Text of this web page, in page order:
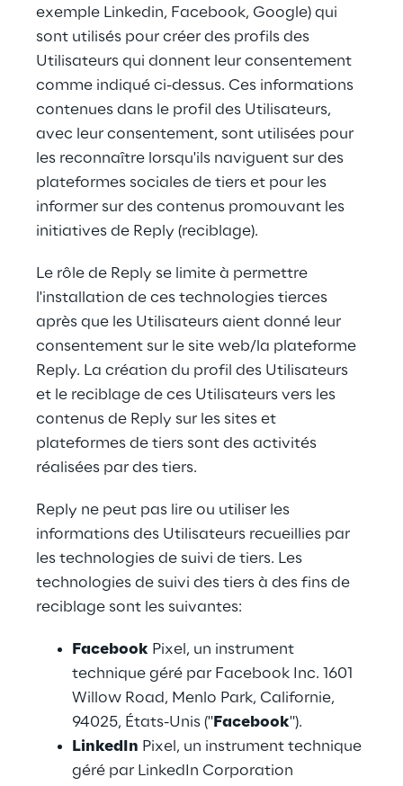
exemple Linkedin, Facebook, Google) qui
sont utilisés pour créer des profils des
Utilisateurs qui donnent leur consentement
comme indiqué ci-dessus. Ces informations
contenues dans le profil des Utilisateurs,
avec leur consentement, sont utilisées pour
les reconnaître lorsqu'ils naviguent sur des
plateformes sociales de tiers et pour les
informer sur des contenus promouvant les
initiatives de Reply (reciblage).
Le rôle de Reply se limite à permettre
l'installation de ces technologies tierces
après que les Utilisateurs aient donné leur
consentement sur le site web/la plateforme
Reply. La création du profil des Utilisateurs
et le reciblage de ces Utilisateurs vers les
contenus de Reply sur les sites et
plateformes de tiers sont des activités
réalisées par des tiers.
Reply ne peut pas lire ou utiliser les
informations des Utilisateurs recueillies par
les technologies de suivi de tiers. Les
technologies de suivi des tiers à des fins de
reciblage sont les suivantes:
Facebook Pixel, un instrument
technique géré par Facebook Inc. 1601
Willow Road, Menlo Park, Californie,
94025, États-Unis (" Facebook").
LinkedIn Pixel, un instrument technique
géré par LinkedIn Corporation